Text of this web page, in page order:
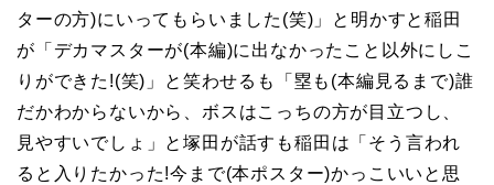
ターの方)にいってもらいました(笑)」と明かすと稲田
が「デカマスターが(本編)に出なかったこと以外にしこ
りができた!(笑)」と笑わせるも「塁も(本編見るまで)誰
だかわからないから、ボスはこっちの方が目立つし、
見やすいでしょ」と塚田が話すも稲田は「そう言われ
ると入りたかった!今まで(本ポスター)かっこいいと思